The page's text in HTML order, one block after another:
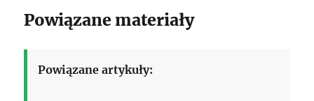
Powiązane materiały
Powiązane artykuły: